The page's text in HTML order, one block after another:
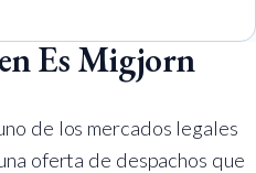
Es Migjorn
de los mercados legales
oferta de despachos que